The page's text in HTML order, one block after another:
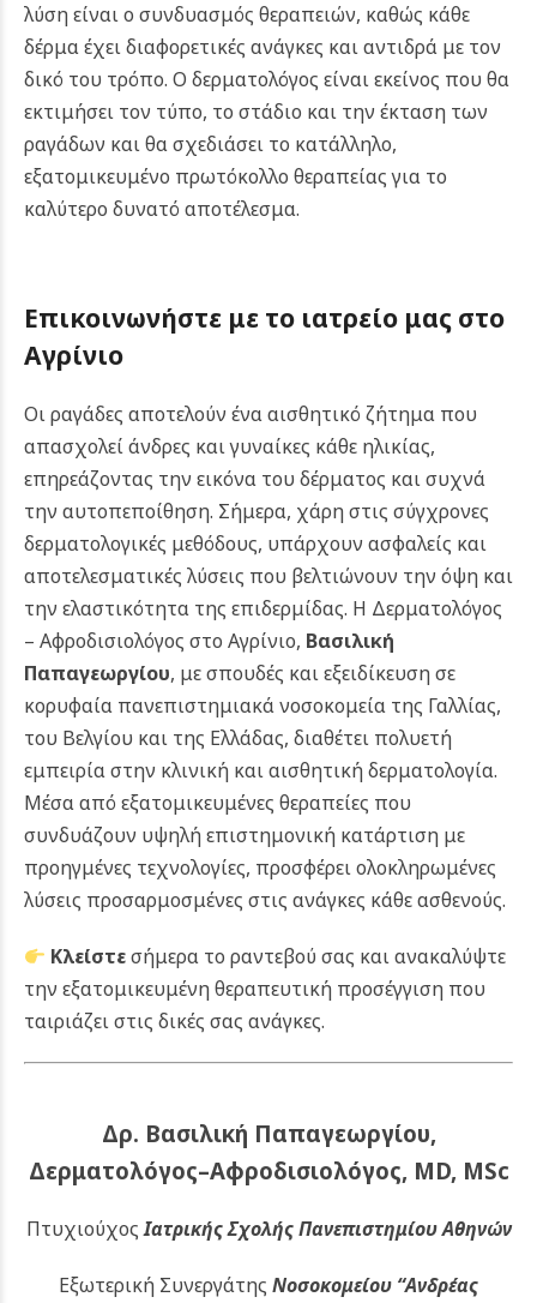
λύση είναι ο συνδυασμός θεραπειών, καθώς κάθε
δέρμα έχει διαφορετικές ανάγκες και αντιδρά με τον
δικό του τρόπο. Ο δερματολόγος είναι εκείνος που θα
εκτιμήσει τον τύπο, το στάδιο και την έκταση των
ραγάδων και θα σχεδιάσει το κατάλληλο,
εξατομικευμένο πρωτόκολλο θεραπείας για το
καλύτερο δυνατό αποτέλεσμα.
Επικοινωνήστε με το ιατρείο μας στο
Αγρίνιο
Οι ραγάδες αποτελούν ένα αισθητικό ζήτημα που
απασχολεί άνδρες και γυναίκες κάθε ηλικίας,
επηρεάζοντας την εικόνα του δέρματος και συχνά
την αυτοπεποίθηση. Σήμερα, χάρη στις σύγχρονες
δερματολογικές μεθόδους, υπάρχουν ασφαλείς και
αποτελεσματικές λύσεις που βελτιώνουν την όψη και
την ελαστικότητα της επιδερμίδας. Η Δερματολόγος
– Αφροδισιολόγος στο Αγρίνιο, Βασιλική
Παπαγεωργίου, με σπουδές και εξειδίκευση σε
κορυφαία πανεπιστημιακά νοσοκομεία της Γαλλίας,
του Βελγίου και της Ελλάδας, διαθέτει πολυετή
εμπειρία στην κλινική και αισθητική δερματολογία.
Μέσα από εξατομικευμένες θεραπείες που
συνδυάζουν υψηλή επιστημονική κατάρτιση με
προηγμένες τεχνολογίες, προσφέρει ολοκληρωμένες
λύσεις προσαρμοσμένες στις ανάγκες κάθε ασθενούς.
Κλείστεσήμερα το ραντεβού σας και ανακαλύψτε
την εξατομικευμένη θεραπευτική προσέγγιση που
ταιριάζει στις δικές σας ανάγκες.
Δρ. Βασιλική Παπαγεωργίου,
Δερματολόγος–Αφροδισιολόγος, MD, MSc
ΠτυχιούχοςΙατρικής Σχολής Πανεπιστημίου Αθηνών
Εξωτερική Συνεργάτης Νοσοκομείου “Ανδρέας